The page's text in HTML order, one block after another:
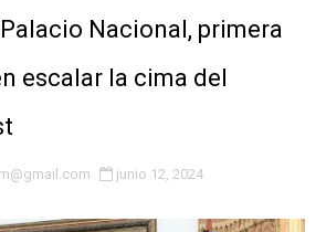
Manual de Comunicación
Nacional, primera
escalar la cima del
junio 12, 2024